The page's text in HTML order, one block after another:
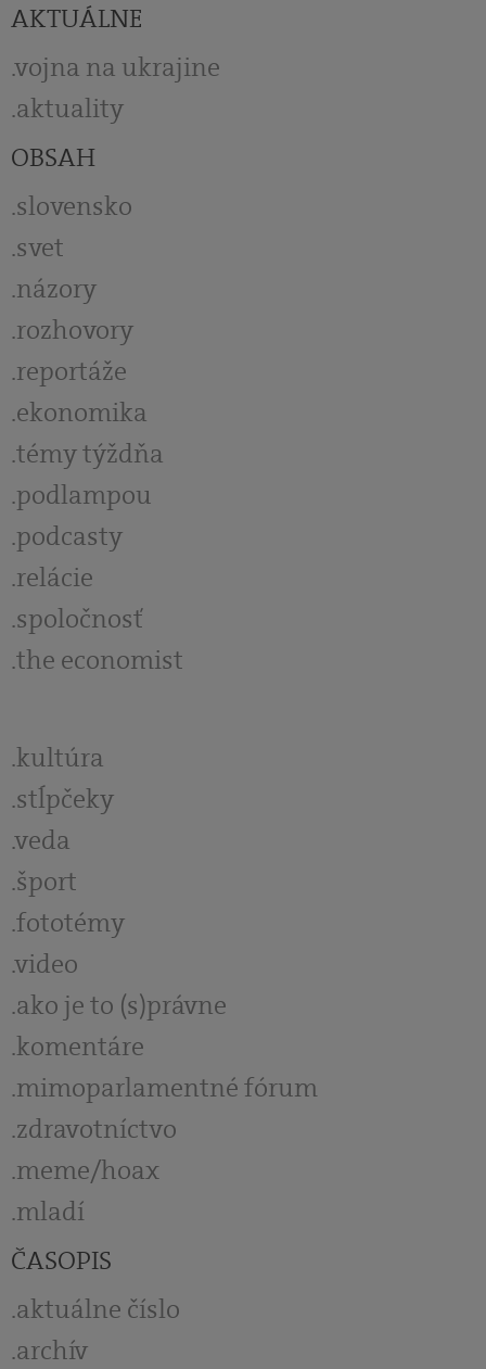
AKTUÁLNE
vojna na ukrajine
aktuality
OBSAH
slovensko
svet
názory
rozhovory
reportáže
ekonomika
témy týždňa
podlampou
podcasty
relácie
spoločnosť
the economist
kultúra
stĺpčeky
veda
šport
fototémy
video
ako je to (s)právne
komentáre
mimoparlamentné fórum
zdravotníctvo
meme/hoax
mladí
ČASOPIS
aktuálne číslo
archív